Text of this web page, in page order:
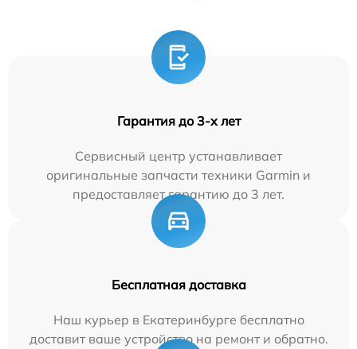
Гарантия до 3-х лет
Сервисный центр устанавливает
оригинальные запчасти техники Garmin и
предоставляет гарантию до 3 лет.
Бесплатная доставка
Наш курьер в Екатеринбурге бесплатно
доставит ваше устройство на ремонт и обратно.